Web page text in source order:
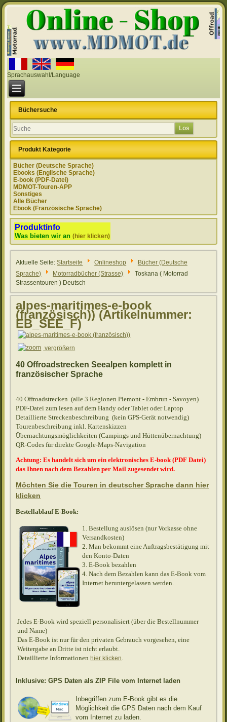
Sprachauswahl/Language
Büchersuche
Produkt Kategorie
Bücher (Deutsche Sprache)
Ebooks (Englische Sprache)
E-book (PDF-Datei)
MDMOT-Touren-APP
Sonstiges
Alle Bücher
Ebook (Französische Sprache)
Produktinfo
Was bieten wir an(hier klicken)
Aktuelle Seite:Startseite Onlineshop
Bücher (Deutsche
Sprache)
Motorradbücher (Strasse)
Toskana ( Motorrad
Strassentouren ) Deutsch
alpes-maritimes-e-book
(französisch))(Artikelnummer:
EB_SEE_F)
vergrößern
40 Offroadstrecken Seealpen komplett in
französischer Sprache
40 Offroadstrecken (alle 3 Regionen Piemont - Embrun - Savoyen)
PDF-Datei zum lesen auf dem Handy oder Tablet oder Laptop
Detaillierte Streckenbeschreibung (kein GPS-Gerät notwendig)
Tourenbeschreibung inkl. Kartenskizzen
Übernachtungsmöglichkeiten (Campings und Hüttenübernachtung)
QR-Codes für direkte Google-Maps-Navigation
Achtung: Es handelt sich um ein elektronisches E-book (PDF Datei)
das Ihnen nach dem Bezahlen per Mail zugesendet wird.
Möchten Sie die Touren in deutscher Sprache dann hier
klicken
Bestellablauf E-Book:
1. Bestellung auslösen (nur Vorkasse ohne
Versandkosten)
2. Man bekommt eine Auftragsbestätigung mit
den Konto-Daten
3. E-Book bezahlen
4. Nach dem Bezahlen kann das E-Book vom
Internet heruntergelassen werden.
Jedes E-Book wird speziell personalisiert (über die Bestellnummer
und Name)
Das E-Book ist nur für den privaten Gebrauch vorgesehen, eine
Weitergabe an Dritte ist nicht erlaubt.
Detaillierte Informationenhier klicken.
Inklusive: GPS Daten als ZIP File vom Internet laden
Inbegriffenzum E-Book gibt es die
Möglichkeit die GPS Daten nach dem Kauf
vom Internet zu laden.